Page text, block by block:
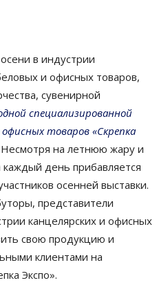
в индустрии
и офисных товаров,
сувенирной
специализированной
товаров «Скрепка
на летнюю жару и
каждый день прибавляется
осенней выставки.
представители
канцелярских и офисных
свою продукцию и
клиентами на
Экспо».